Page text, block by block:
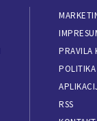
PRAVILA
RSS